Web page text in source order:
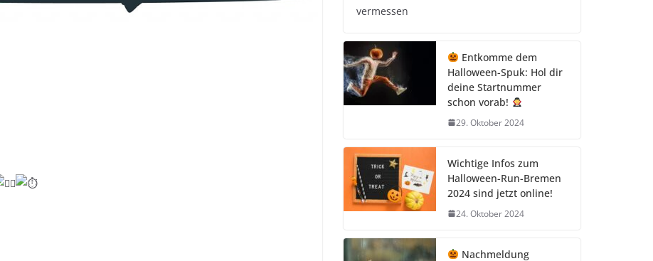
vermessen
Entkomme dem
Halloween-Spuk: Hol dir
deine Startnummer
schon vorab!
29. Oktober 2024
Wichtige Infos zum
Halloween-Run-Bremen
2024 sind jetzt online!
24. Oktober 2024
Nachmeldung